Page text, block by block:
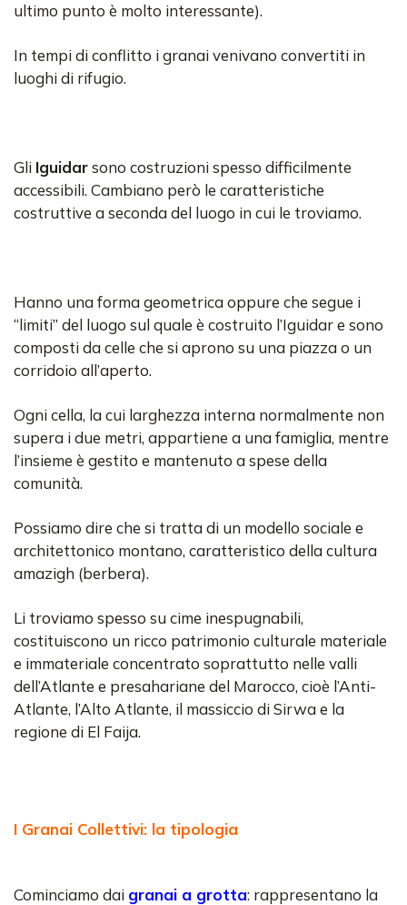
ultimo punto è molto interessante).
In tempi di conflitto i granai venivano convertiti in
luoghi di rifugio.
Gli Iguidarsono costruzioni spesso difficilmente
accessibili. Cambiano però le caratteristiche
costruttive a seconda del luogo in cui le troviamo.
Hanno una forma geometrica oppure che segue i
“limiti” del luogo sul quale è costruito l’Iguidar e sono
composti da celle che si aprono su una piazza o un
corridoio all’aperto.
Ogni cella, la cui larghezza interna normalmente non
supera i due metri, appartiene a una famiglia, mentre
l’insieme è gestito e mantenuto a spese della
comunità.
Possiamo dire che si tratta di un modello sociale e
architettonico montano, caratteristico della cultura
amazigh (berbera).
Li troviamo spesso su cime inespugnabili,
costituiscono un ricco patrimonio culturale materiale
e immateriale concentrato soprattutto nelle valli
dell’Atlante e presahariane del Marocco, cioè l’Anti-
Atlante, l’Alto Atlante, il massiccio di Sirwa e la
regione di El Faija.
I Granai Collettivi: la tipologia
Cominciamo dai granai a grotta: rappresentano la